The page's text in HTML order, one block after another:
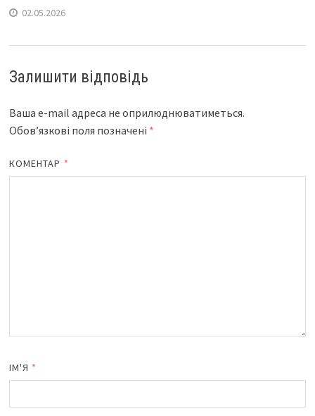
02.05.2026
Залишити відповідь
Ваша e-mail адреса не оприлюднюватиметься.
Обов’язкові поля позначені *
КОМЕНТАР *
ІМ'Я *